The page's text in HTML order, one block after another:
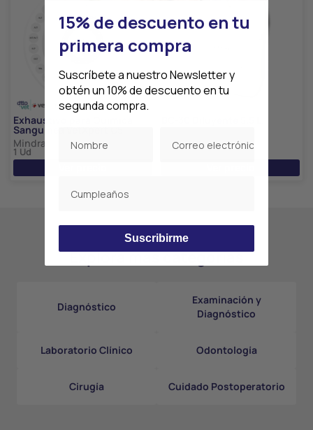
Exhaustivo para Química
Sanguínea VetXpert C5
Mindray
1 Ud
Explora más categorías
Diagnóstico
Examinación y
Diagnóstico
Laboratorio Clínico Odontología
Cirugía Cuidado Postoperatorio
15% de descuento en tu
primera compra
Suscríbete a nuestro Newsletter y
obtén un 10% de descuento en tu
segunda compra.
Suscribirme